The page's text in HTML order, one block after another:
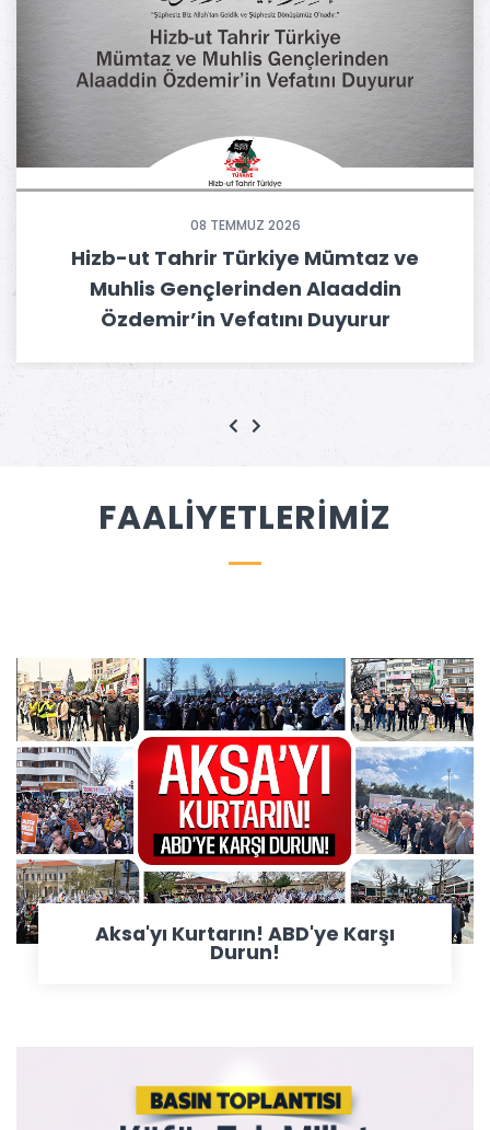
08 TEMMUZ 2026
Hizb-ut Tahrir Türkiye Mümtaz ve
Muhlis Gençlerinden Alaaddin
Özdemir’in Vefatını Duyurur
FAALİYETLERİMİZ
Aksa'yı Kurtarın! ABD'ye Karşı
Durun!